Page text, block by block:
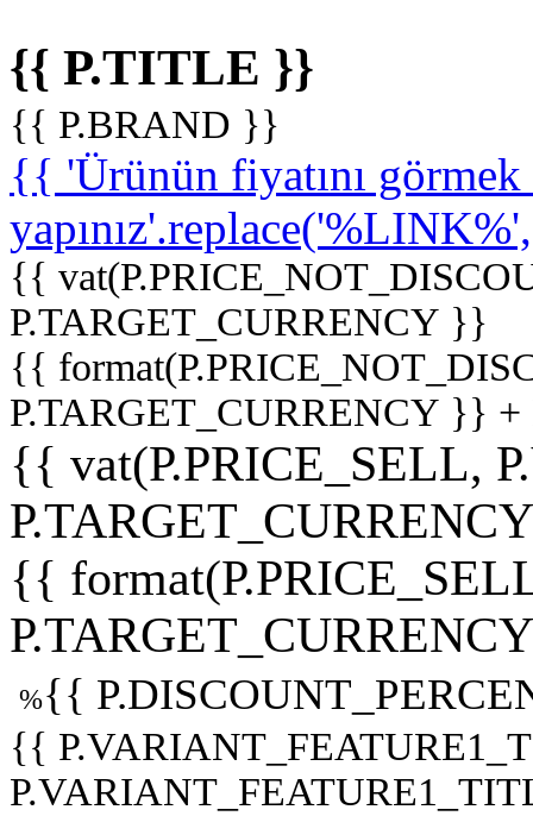
{{ P.TITLE }}
{{ P.BRAND }}
{{ 'Ürünün fiyatını
{{
P.TARGET_CURRENCY }}
{{
P.TARGET_CURRENCY }}
{{ vat(P.PRICE_SELL,
{{
%{{
{{